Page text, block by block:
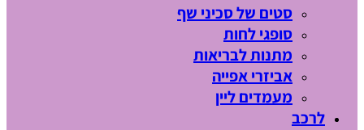
סטים של סכיני שף
סופגי לחות
מתנות לבריאות
אביזרי אפייה
מעמדים ליין
לרכב